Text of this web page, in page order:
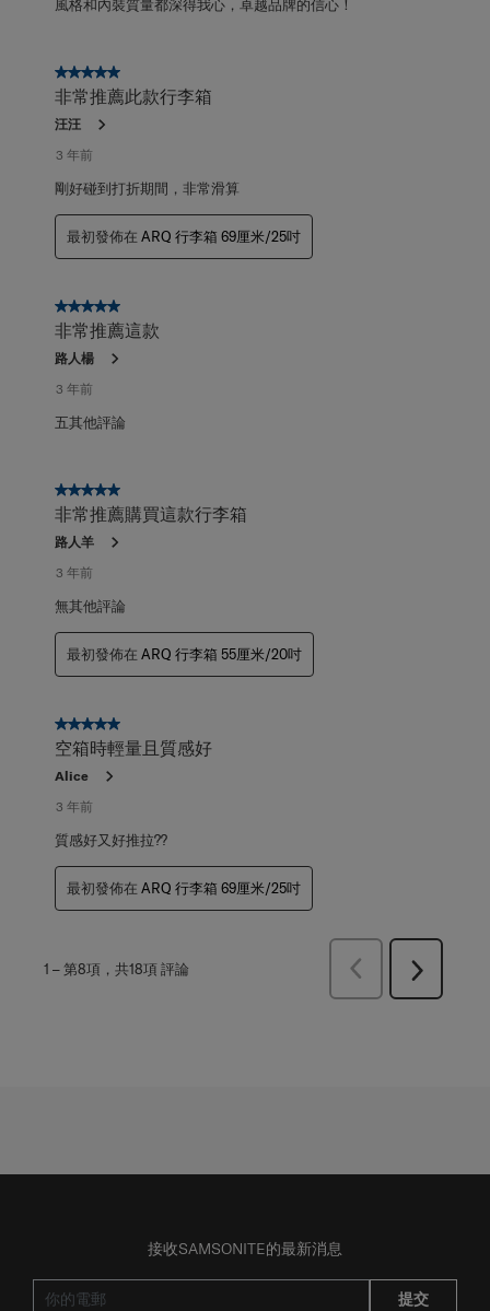
風格和內裝質量都深得我心，卓越品牌的信心！
5星，共5星。
非常推薦此款行李箱
汪汪
3 年前
剛好碰到打折期間，非常滑算
最初發佈在 ARQ 行李箱 69厘米/25吋
5星，共5星。
非常推薦這款
路人楊
3 年前
五其他評論
5星，共5星。
非常推薦購買這款行李箱
路人羊
3 年前
無其他評論
最初發佈在 ARQ 行李箱 55厘米/20吋
5星，共5星。
空箱時輕量且質感好
Alice
3 年前
質感好又好推拉??
最初發佈在 ARQ 行李箱 69厘米/25吋
1 –第8項，共18項評論
上
下
接收SAMSONITE的最新消息
提交